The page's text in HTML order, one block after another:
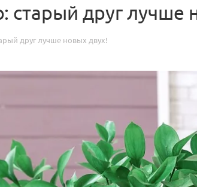
старый друг лучше
друг лучше новых двух!